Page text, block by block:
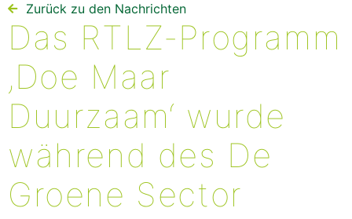
Zurück zu den Nachrichten
Das RTLZ-Programm
‚Doe Maar
Duurzaam‘ wurde
während des De
Groene Sector